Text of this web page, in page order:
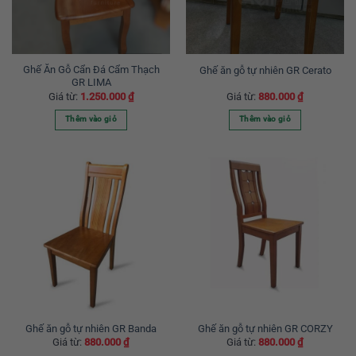
chọn
thể
được
chọn
trên
trang
sản
tùy
chọn
thể
được
trên
trang
sản
Ghế Ăn Gỗ Cẩn Đá Cẩm Thạch
GR LIMA
Giá từ: 1.250.000 ₫
Thêm vào giỏ
này
có
nhiều
biến
thể.
Các
tùy
chọn
có
thể
được
chọn
Ghế ăn gỗ tự nhiên GR Cerato
Giá từ: 880.000 ₫
Thêm vào giỏ
nhiều
biến
thể.
Các
được
chọn
Ghế ăn gỗ tự nhiên GR Banda
Giá từ: 880.000 ₫
Ghế ăn gỗ tự nhiên GR CORZY
Giá từ: 880.000 ₫